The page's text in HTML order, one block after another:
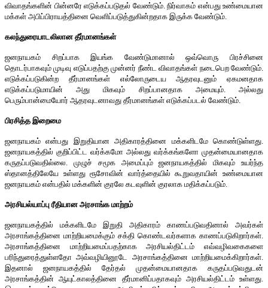
விவாதங்களின் பின்னரே எடுக்கப்படுதல் வேண்டும். நிர்வாகம் என்பது உண்மையான
மக்கள் அபிப்பிராயத்தினை வெளிப்படுத்துகின்றதாக இருக்க வேண்டும்.
கலந்துரையாடலிலான தீர்மானங்கள்
ஜனநாயகம் சிறப்பாக இயங்க வேண்டுமானால் ஒவ்வொரு பிரச்சினை
தொடர்பாகவும் முடிவு எடுப்பதற்கு முன்னர் நீண்ட விவாதங்கள் நடைபெற வேண்டும்.
எடுக்கப்படுகின்ற தீர்மானங்கள் எல்லோருடைய ஆதரவுடனும் ஏகமனதாக
எடுக்கப்படுமாயின் அது மிகவும் சிறப்பானதாக அமையும். அல்லது
பெரும்பான்மையோர் ஆதரவுடனாவது தீர்மானங்கள் எடுக்கப்படல் வேண்டும்.
பிரசித்த இறைமை
ஜனநாயகம் என்பது இறுதியான அதிகாரத்தினை மக்களிடமே கொண்டுள்ளது.
ஜனநாயகத்தில் குறிப்பிட்ட வர்க்கமோ அல்லது வர்க்கங்களோ முதன்மையானதாக
கருதப்படுவதில்லை. முழுச் சமூக அமைப்பும் ஜனநாயகத்தில் மிகவும் உயர்ந்த
ஸ்தானத்திலேயே உள்ளது ரூசோவின் வார்த்தையில் கூறுவதாயின் உண்மையான
ஜனநாயகம் என்பதில் மக்களின் குரலே கடவுளின் குரலாக மதிக்கப்படும்.
அரசியல்யாப்பு ரீதியான அரசாங்க மாற்றம்
ஜனநாயகத்தில் மக்களிடமே இறுதி அதிகாரம் காணப்படுவதினால் அவர்கள்
அரசாங்கத்தினை மாற்றியமைக்கும் சக்தி கொண்டவர்களாக காணப்படுகிறார்கள்.
அரசாங்கத்தினை மாற்றியமைப்பதற்காக அரசியல்திட்டம் எவ்வழிவகைகளை
பரிந்துரைத்துள்ளதோ அவ்வழியினூடே அரசாங்கத்தினை மாற்றியமைக்கிறார்கள்.
இதனால் ஜனநாயகத்தில் தேர்தல் முதன்மையானதாக கருதப்படுவதுடன்
அரசாங்கத்தின் ஆயுட்காலத்தினை தீர்மானிப்பதாகவும் அரசியல்திட்டம் உள்ளது.